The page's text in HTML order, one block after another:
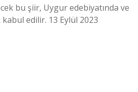
bu şiir, Uygur edebiyatında ve
edilir. 13 Eylül 2023